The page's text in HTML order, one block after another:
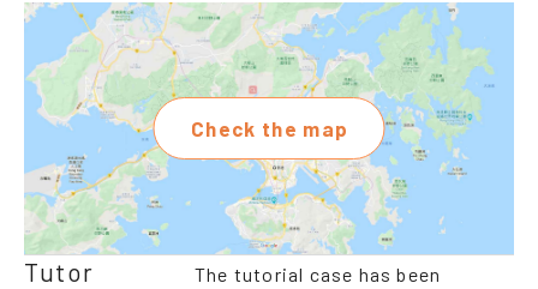
Check the map
Tutor
The tutorial case has been